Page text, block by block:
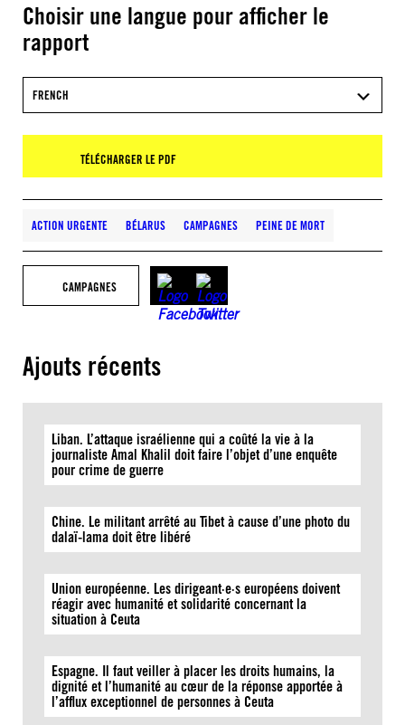
Choisir une langue pour afficher le
rapport
FRENCH
TÉLÉCHARGER LE PDF
ACTION URGENTE BÉLARUS CAMPAGNES PEINE DE MORT
CAMPAGNES
Ajouts récents
Liban. L’attaque israélienne qui a coûté la vie à la
journaliste Amal Khalil doit faire l’objet d’une enquête
pour crime de guerre
Chine. Le militant arrêté au Tibet à cause d’une photo du
dalaï-lama doit être libéré
Union européenne. Les dirigeant·e·s européens doivent
réagir avec humanité et solidarité concernant la
situation à Ceuta
Espagne. Il faut veiller à placer les droits humains, la
dignité et l’humanité au cœur de la réponse apportée à
l’afflux exceptionnel de personnes à Ceuta